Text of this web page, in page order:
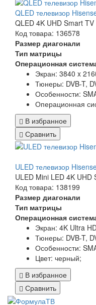
QLED телевизор
QLED 4K UHD Smart TV
Код товара: 136578
Размер диагонали
Тип матрицы
Операционная
Экран: 3840 x
Тюнеры: DVB-T,
Особенности:
Операционная
В избранное
Сравнить
ULED телевизор
ULED Mini LED 4K UHD
Код товара: 138199
Размер диагонали
Тип матрицы
Операционная
Экран: 4K Ultra
Тюнеры: DVB-T,
Особенности:
Цвет: черный;
В избранное
Сравнить